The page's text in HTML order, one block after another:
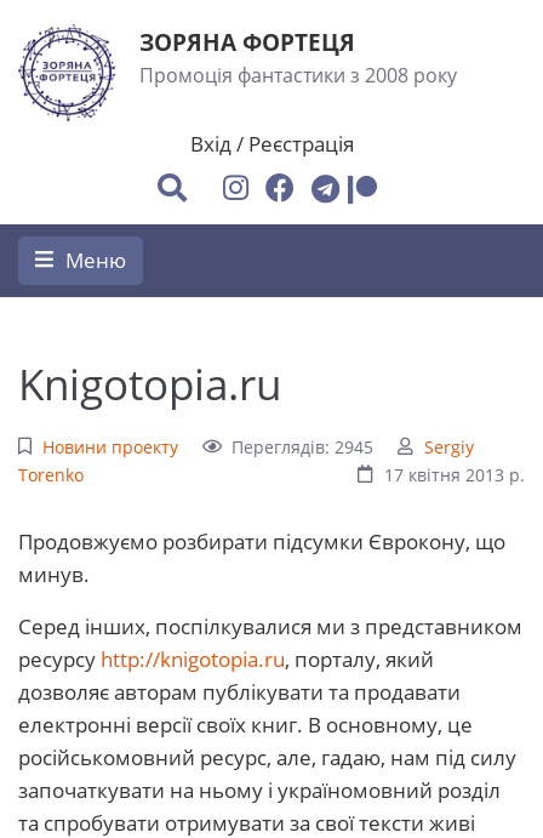
ЗОРЯНА ФОРТЕЦЯ
Промоція фантастики з 2008 року
Вхід/ Реєстрація
Меню
Knigotopia.ru
Новини проекту Переглядів: 2945
Sergiy
Torenko
17 квітня 2013 р.
Продовжуємо розбирати підсумки Єврокону, що
минув.
Серед інших, поспілкувалися ми з представником
ресурсу http://knigotopia.ru, порталу, який
дозволяє авторам публікувати та продавати
електронні версії своїх книг. В основному, це
російськомовний ресурс, але, гадаю, нам під силу
започаткувати на ньому і україномовний розділ
та спробувати отримувати за свої тексти живі